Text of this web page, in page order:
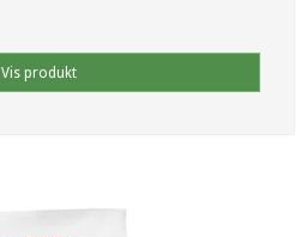
Vis produkt